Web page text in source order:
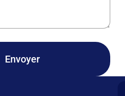
Envoyer